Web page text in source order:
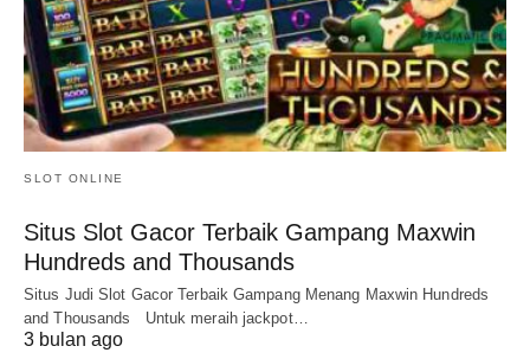
SLOT ONLINE
Situs Slot Gacor Terbaik Gampang Maxwin
Hundreds and Thousands
Situs Judi Slot Gacor Terbaik Gampang Menang Maxwin Hundreds
and Thousands Untuk meraih jackpot…
3 bulan ago